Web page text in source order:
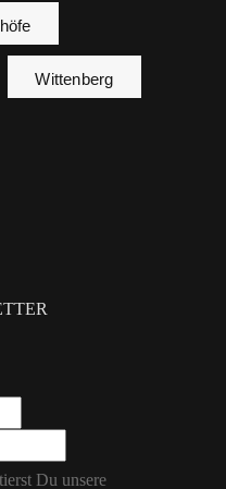
Wittenberg
Du unsere